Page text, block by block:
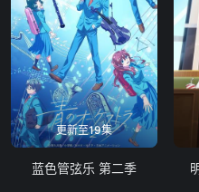
更新至19集
蓝色管弦乐 第二季